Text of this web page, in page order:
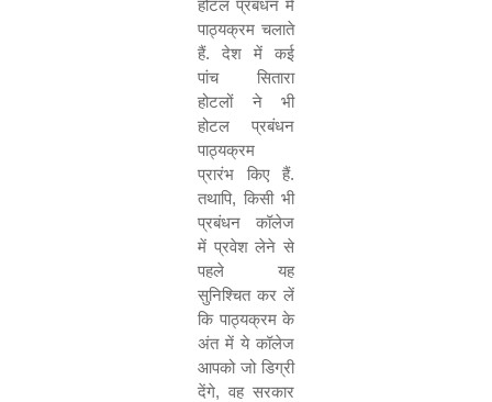
होटल प्रबंधन में
पाठ्यक्रम चलाते
हैं. देश में कई
पांच सितारा
होटलों ने भी
होटल प्रबंधन
पाठ्यक्रम
प्रारंभ किए हैं.
तथापि, किसी भी
प्रबंधन कॉलेज
में प्रवेश लेने से
पहले यह
सुनिश्चित कर लें
कि पाठ्यक्रम के
अंत में ये कॉलेज
आपको जो डिग्री
देंगे, वह सरकार